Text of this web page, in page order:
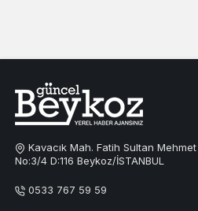
Kavacık Mah. Fatih Sultan
No:3/4 D:116 Beykoz/İSTANBUL
0533 767 59 59